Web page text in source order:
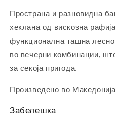
Пространа и разновидна
хеклана од вискозна
функционална ташна
во вечерни комбинации,
за секоја пригода.
Произведено во
Забелешка